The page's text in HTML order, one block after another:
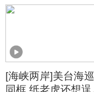
停“最大规模”打击
[海峡两岸]美台海
同框 纸老虎还想逞